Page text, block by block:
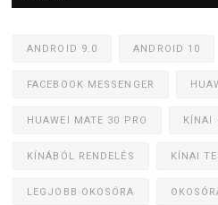
ANDROID 9.0 ANDROID 10
FACEBOOK MESSENGER
HUAWEI MATE 30 PRO KÍNAI
KÍNÁBÓL RENDELÉS KÍNAI
LEGJOBB OKOSÓRA